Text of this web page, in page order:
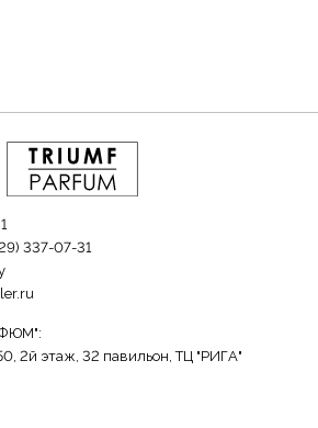
337-07-31
2й этаж, 32 павильон, ТЦ "РИГА"